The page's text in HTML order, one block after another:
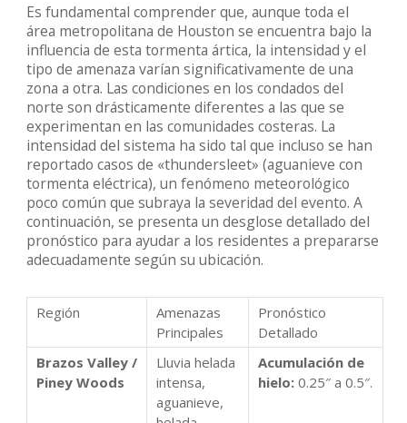
Es fundamental comprender que, aunque toda el
área metropolitana de Houston se encuentra bajo la
influencia de esta tormenta ártica, la intensidad y el
tipo de amenaza varían significativamente de una
zona a otra. Las condiciones en los condados del
norte son drásticamente diferentes a las que se
experimentan en las comunidades costeras. La
intensidad del sistema ha sido tal que incluso se han
reportado casos de «thundersleet» (aguanieve con
tormenta eléctrica), un fenómeno meteorológico
poco común que subraya la severidad del evento. A
continuación, se presenta un desglose detallado del
pronóstico para ayudar a los residentes a prepararse
adecuadamente según su ubicación.
Región
Amenazas
Principales
Pronóstico
Detallado
Brazos Valley /
Piney Woods
Lluvia helada
intensa,
aguanieve,
Acumulación de
hielo: 0.25″ a 0.5″.